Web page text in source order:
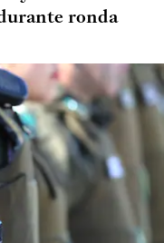
ronda